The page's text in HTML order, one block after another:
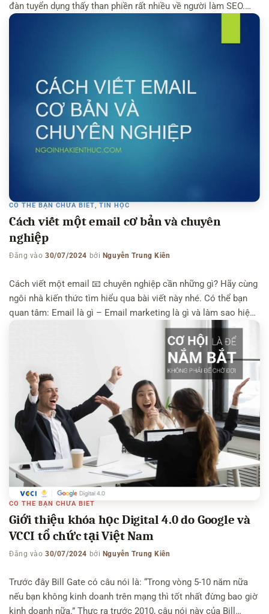
đàn tuyển dụng thấy than phiền rất nhiều về người làm SEO.
Vậy nguyên nhân do đâu? Hãy cùng ngôi nhà kiến thức tìm
CÓ THỂ BẠN CHƯA BIẾT, TIN HỌC
Cách viết một email cơ bản và chuyên
nghiệp
Đăng vào30/07/2024 bởi Nguyễn Trung Kiên
Cách viết một email 📧 chuyên nghiệp cần những gì? Hãy cùng
ngôi nhà kiến thức tìm hiểu qua bài viết này nhé. Có thể bạn
quan tâm: Email là gì – Email marketing là gì và làm sao hiệu
quả Email bây giờ là một kênh giao tiếp và truyền thông phổ
CÓ THỂ BẠN CHƯA BIẾT
Giới thiệu khóa học Digital 4.0 do Google và
VCCI tổ chức tại Việt Nam
Đăng vào30/07/2024 bởi Nguyễn Trung Kiên
Trước đây Bill Gate có câu nói là: “Trong vòng 5-10 năm nữa
nếu bạn không kinh doanh trên mạng thì tốt nhất đừng bao giờ
kinh doanh nữa.” Thực ra trước 2010, câu nói này của Bill